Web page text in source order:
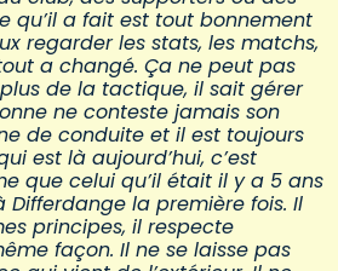
qu’il a fait est tout bonnement
regarder les stats, les matchs,
a changé. Ça ne peut pas
de la tactique, il sait gérer
ne conteste jamais son
de conduite et il est toujours
est là aujourd’hui, c’est
que celui qu’il était il y a 5 ans
la première fois. Il
principes, il respecte
façon. Il ne se laisse pas